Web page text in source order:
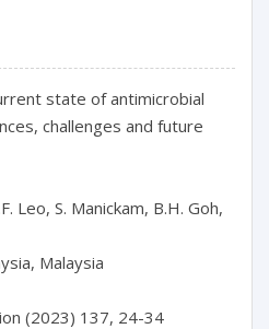
state of antimicrobial
challenges and future
Leo, S. Manickam, B.H. Goh,
Malaysia
(2023) 137, 24-34